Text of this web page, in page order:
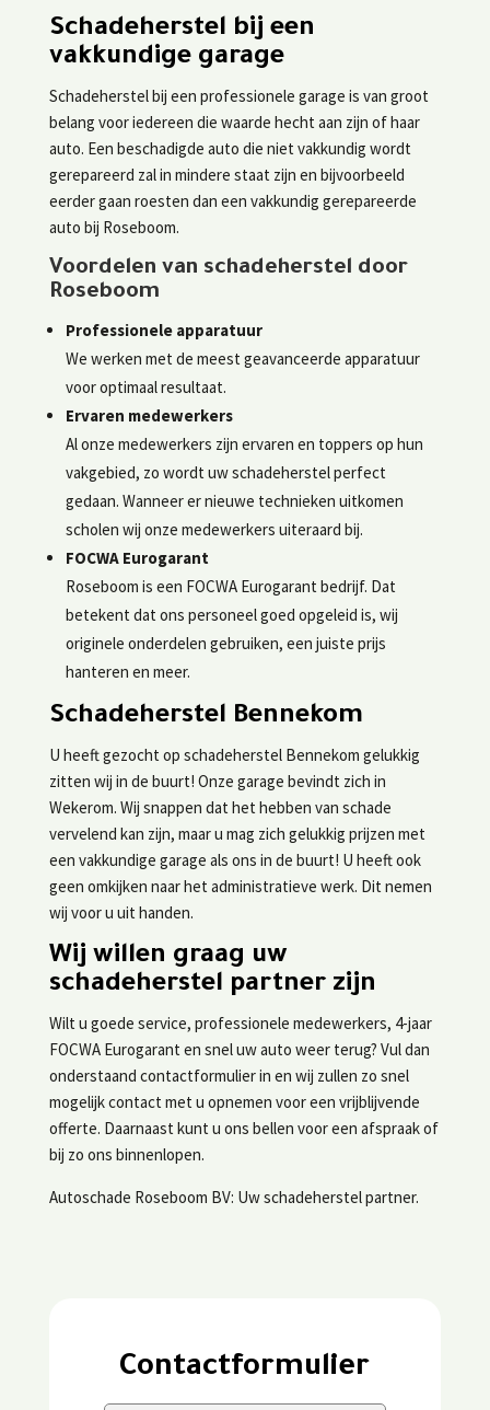
Schadeherstel bij een
vakkundige garage
Schadeherstel bij een professionele garage is van groot
belang voor iedereen die waarde hecht aan zijn of haar
auto. Een beschadigde auto die niet vakkundig wordt
gerepareerd zal in mindere staat zijn en bijvoorbeeld
eerder gaan roesten dan een vakkundig gerepareerde
auto bij Roseboom.
Voordelen van schadeherstel door
Roseboom
Professionele apparatuur
We werken met de meest geavanceerde apparatuur
voor optimaal resultaat.
Ervaren medewerkers
Al onze medewerkers zijn ervaren en toppers op hun
vakgebied, zo wordt uw schadeherstel perfect
gedaan. Wanneer er nieuwe technieken uitkomen
scholen wij onze medewerkers uiteraard bij.
FOCWA Eurogarant
Roseboom is een FOCWA Eurogarant bedrijf. Dat
betekent dat ons personeel goed opgeleid is, wij
originele onderdelen gebruiken, een juiste prijs
hanteren en meer.
Schadeherstel Bennekom
U heeft gezocht op schadeherstel Bennekom gelukkig
zitten wij in de buurt! Onze garage bevindt zich in
Wekerom. Wij snappen dat het hebben van schade
vervelend kan zijn, maar u mag zich gelukkig prijzen met
een vakkundige garage als ons in de buurt! U heeft ook
geen omkijken naar het administratieve werk. Dit nemen
wij voor u uit handen.
Wij willen graag uw
schadeherstel partner zijn
Wilt u goede service, professionele medewerkers, 4-jaar
FOCWA Eurogarant en snel uw auto weer terug? Vul dan
onderstaand contactformulier in en wij zullen zo snel
mogelijk contact met u opnemen voor een vrijblijvende
offerte. Daarnaast kunt u ons bellen voor een afspraak of
bij zo ons binnenlopen.
Autoschade Roseboom BV: Uw schadeherstel partner.
Contactformulier